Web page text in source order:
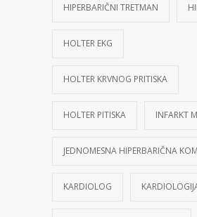
HIPERBARIČNI TRETMAN
HOLTER EKG
HOLTER KRVNOG PRITISKA
HOLTER PITISKA INFARKT
JEDNOMESNA HIPERBARIČNA
KARDIOLOG